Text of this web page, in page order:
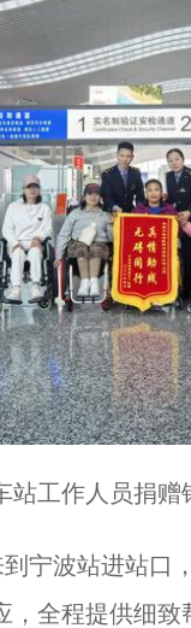
站工作人员捐赠
波站进站口
，全程提供细